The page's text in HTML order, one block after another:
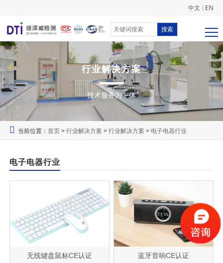
中文 EN
搜索
行业解决方案
技术服务为一体
当前位置：首页 >行业解决方案 >行业解决方案 > 电子电器行业
电子电器行业
无线键盘鼠标CE认证 蓝牙音响CE认证